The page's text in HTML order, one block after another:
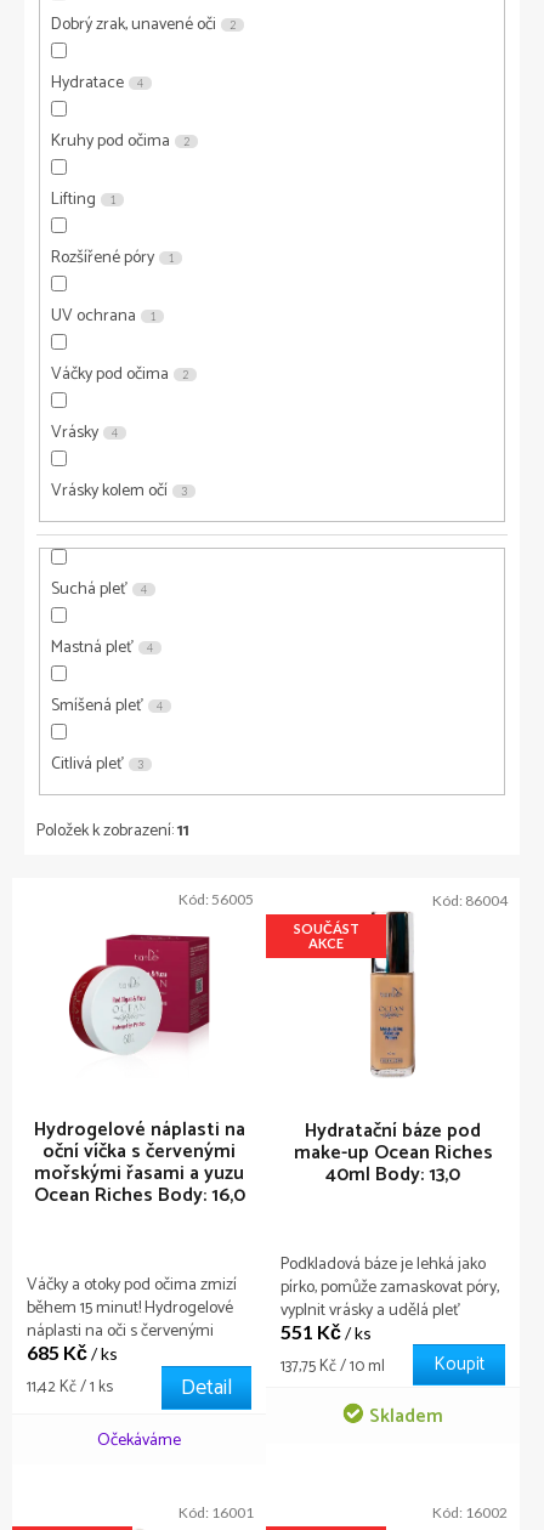
Dobrý zrak, unavené oči 2
Hydratace 4
Kruhy pod očima 2
Lifting 1
Rozšířené póry 1
UV ochrana 1
Váčky pod očima 2
Vrásky 4
Vrásky kolem očí 3
Suchá pleť 4
Mastná pleť 4
Smíšená pleť 4
Citlivá pleť 3
Položek k zobrazení:11
ů
Hydrogelové náplasti na
oční víčka s červenými
mořskými řasami a yuzu
Ocean Riches Body: 16,0
Očekáváme
685 Kč/ ks
Měrná
11,42 Kč / 1 ks Detail
Váčky a otoky pod očima zmizí
během 15 minut! Hydrogelové
náplasti na oči s červenými
řasami a yuzu z kolekce Ocean
Riches zmírňují otoky, vyhlazují
vrásky, hydratují a rozzáří oční
náplastí je možné je používat
Kód: 56005
SOUČÁST
AKCE
Hydratační báze pod
make-up Ocean Riches
40ml Body: 13,0
Skladem
551 Kč/ ks
Měrná
137,75 Kč / 10 ml Koupit
Podkladová báze je lehká jako
pírko, pomůže zamaskovat póry,
vyplnit vrásky a udělá pleť
hedvábnou a dokonale hladkou.
Teď bude vaše pleť jako z
obálek nejlepších módních
Kód: 86004
Kód: 16001 Kód: 16002